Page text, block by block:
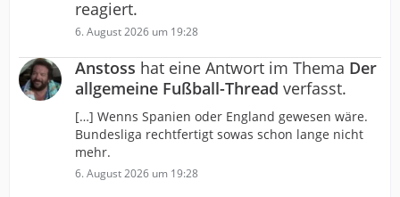
reagiert.
6. August 2026 um 19:28
Anstoss hat eine Antwort im Thema Der
allgemeine Fußball-Thread verfasst.
[…] Wenns Spanien oder England gewesen wäre.
Bundesliga rechtfertigt sowas schon lange nicht
mehr.
6. August 2026 um 19:28